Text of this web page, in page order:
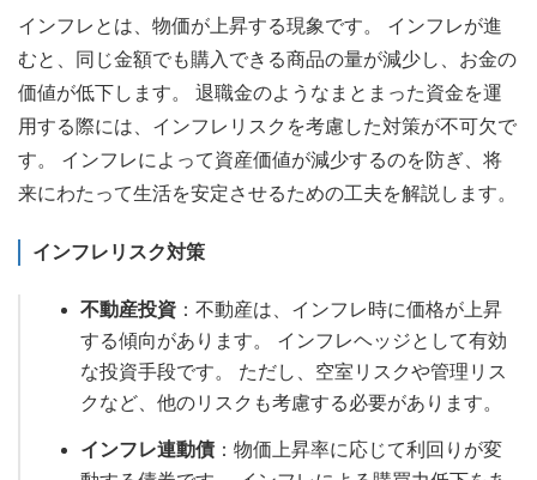
インフレとは、物価が上昇する現象です。 インフレが進
むと、同じ金額でも購入できる商品の量が減少し、お金の
価値が低下します。 退職金のようなまとまった資金を運
用する際には、インフレリスクを考慮した対策が不可欠で
す。 インフレによって資産価値が減少するのを防ぎ、将
来にわたって生活を安定させるための工夫を解説します。
インフレリスク対策
不動産投資 ：不動産は、インフレ時に価格が上昇
する傾向があります。 インフレヘッジとして有効
な投資手段です。 ただし、空室リスクや管理リス
クなど、他のリスクも考慮する必要があります。
インフレ連動債 ：物価上昇率に応じて利回りが変